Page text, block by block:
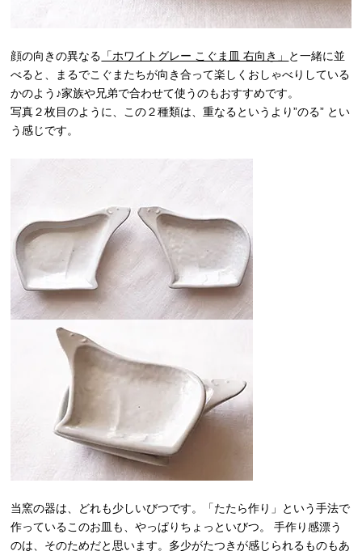
顔の向きの異なる 「ホワイトグレー こぐま皿 右向き」 と一緒に並
べると、まるでこぐまたちが向き合って楽しくおしゃべりしている
かのよう♪家族や兄弟で合わせて使うのもおすすめです。
写真２枚目のように、この２種類は、重なるというより”のる” とい
う感じです。
当窯の器は、どれも少しいびつです。「たたら作り」という手法で
作っているこのお皿も、やっぱりちょっといびつ。 手作り感漂う
のは、そのためだと思います。多少がたつきが感じられるものもあ